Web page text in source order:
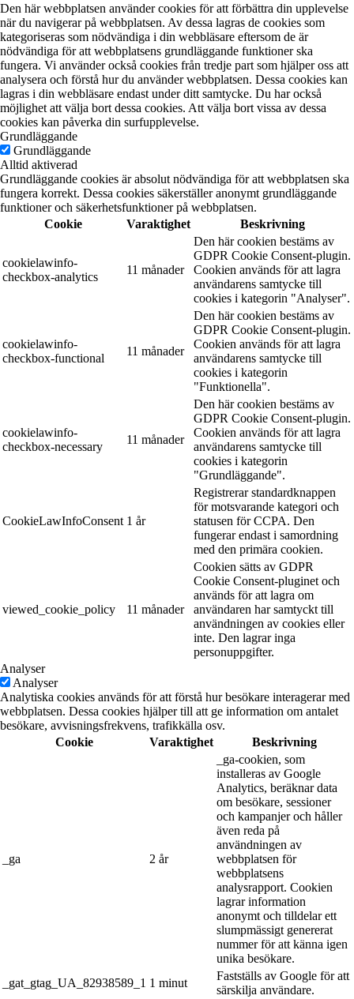
Den här webbplatsen använder cookies för att förbättra din upplevelse
när du navigerar på webbplatsen. Av dessa lagras de cookies som
kategoriseras som nödvändiga i din webbläsare eftersom de är
nödvändiga för att webbplatsens grundläggande funktioner ska
fungera. Vi använder också cookies från tredje part som hjälper oss att
analysera och förstå hur du använder webbplatsen. Dessa cookies kan
lagras i din webbläsare endast under ditt samtycke. Du har också
möjlighet att välja bort dessa cookies. Att välja bort vissa av dessa
cookies kan påverka din surfupplevelse.
Grundläggande
Grundläggande
Alltid aktiverad
Grundläggande cookies är absolut nödvändiga för att webbplatsen ska
fungera korrekt. Dessa cookies säkerställer anonymt grundläggande
funktioner och säkerhetsfunktioner på webbplatsen.
Cookie
Varaktighet Beskrivning
cookielawinfo-
checkbox-analytics
11 månader
Den här cookien bestäms av
GDPR Cookie Consent-plugin.
Cookien används för att lagra
användarens samtycke till
cookies i kategorin "Analyser".
cookielawinfo-
checkbox-functional
11 månader
Den här cookien bestäms av
GDPR Cookie Consent-plugin.
Cookien används för att lagra
användarens samtycke till
cookies i kategorin
"Funktionella".
cookielawinfo-
checkbox-necessary
11 månader
Den här cookien bestäms av
GDPR Cookie Consent-plugin.
Cookien används för att lagra
användarens samtycke till
cookies i kategorin
"Grundläggande".
CookieLawInfoConsent 1 år
Registrerar standardknappen
för motsvarande kategori och
statusen för CCPA. Den
fungerar endast i samordning
med den primära cookien.
viewed_cookie_policy 11 månader
Cookien sätts av GDPR
Cookie Consent-pluginet och
används för att lagra om
användaren har samtyckt till
användningen av cookies eller
inte. Den lagrar inga
personuppgifter.
Analyser
Analyser
Analytiska cookies används för att förstå hur besökare interagerar med
webbplatsen. Dessa cookies hjälper till att ge information om antalet
besökare, avvisningsfrekvens, trafikkälla osv.
Cookie
Varaktighet Beskrivning
_ga 2 år
_ga-cookien, som
installeras av Google
Analytics, beräknar data
om besökare, sessioner
och kampanjer och håller
även reda på
användningen av
webbplatsen för
webbplatsens
analysrapport. Cookien
lagrar information
anonymt och tilldelar ett
slumpmässigt genererat
nummer för att känna igen
unika besökare.
_gat_gtag_UA_82938589_1 1 minut
Fastställs av Google för att
särskilja användare.